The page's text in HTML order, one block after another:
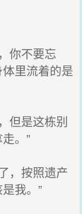
你不要忘
里流着的是
但是这栋别
。”
，按照遗产
我。”